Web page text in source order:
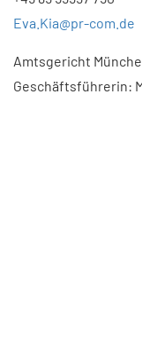
Eva.Kia@pr-com.de
Amtsgericht
Geschäftsführerin: